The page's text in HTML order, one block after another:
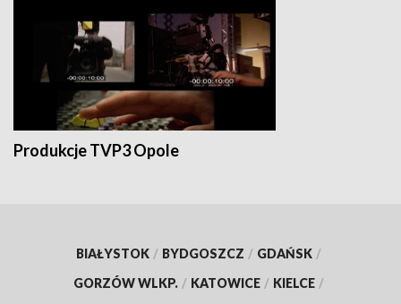
Produkcje TVP3 Opole
BIAŁYSTOK / BYDGOSZCZ / GDAŃSK /
GORZÓW WLKP. / KATOWICE / KIELCE /